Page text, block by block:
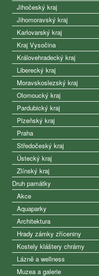
Jihočeský kraj
Jihomoravský kraj
Karlovarský kraj
Kraj Vysočina
Královehradecký kraj
Liberecký kraj
Moravskoslezský kraj
Olomoucký kraj
Pardubický kraj
Plzeňský kraj
Praha
Středočeský kraj
Ústecký kraj
Zlínský kraj
Druh památky
Akce
Aquaparky
Architektura
Hrady zámky zříceniny
Kostely kláštery chrámy
Lázně a wellness
Muzea a galerie